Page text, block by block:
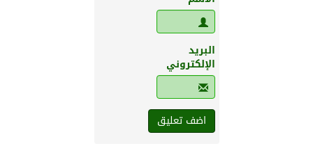
البريد
الإلكتروني